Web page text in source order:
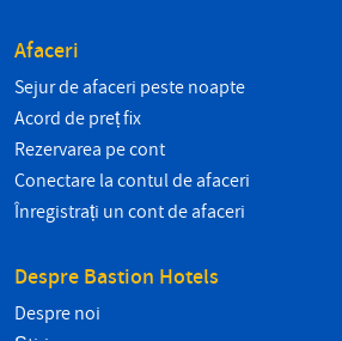
Afaceri
Sejur de afaceri peste noapte
Acord de preț fix
Rezervarea pe cont
Conectare la contul de afaceri
Înregistrați un cont de afaceri
Despre Bastion Hotels
Despre noi